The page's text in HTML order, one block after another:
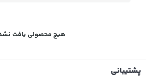
هیچ محصولی یافت
پشتیبانی